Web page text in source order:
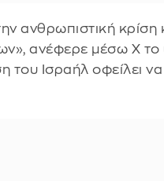
ανθρωπιστική κρίση
ανέφερε μέσω X το
Ισραήλ οφείλει να